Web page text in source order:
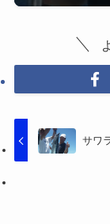
サワ